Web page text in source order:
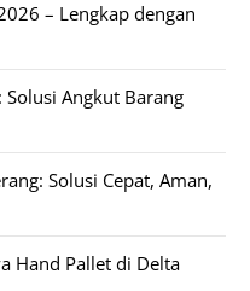
– Lengkap dengan
Solusi Angkut Barang
Solusi Cepat, Aman,
Hand Pallet di Delta